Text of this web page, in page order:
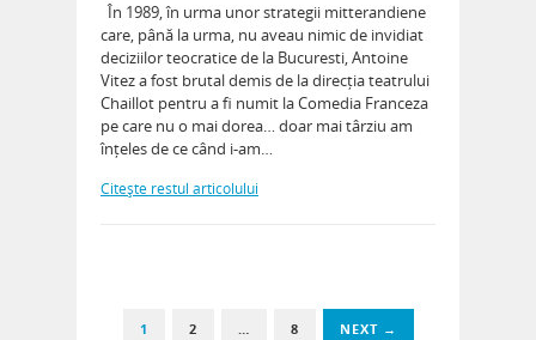
În 1989, în urma unor strategii mitterandiene
care, până la urma, nu aveau nimic de invidiat
deciziilor teocratice de la Bucuresti, Antoine
Vitez a fost brutal demis de la direcția teatrului
Chaillot pentru a fi numit la Comedia Franceza
pe care nu o mai dorea… doar mai târziu am
înțeles de ce când i-am…
Citeşte restul articolului
1 2 … 8 NEXT →